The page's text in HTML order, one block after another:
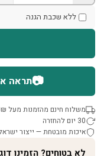
ללא שכבת הגנה
📷תראה
משלוח חינם מהזמנות מעל 300₪
30 יום להחזרה
איכות מובטחת — ייצור
לא בטוחים? הזמינו